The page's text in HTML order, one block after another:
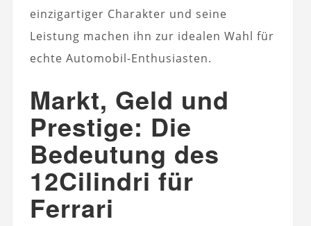
einzigartiger Charakter und seine
Leistung machen ihn zur idealen Wahl für
echte Automobil-Enthusiasten.
Markt, Geld und
Prestige: Die
Bedeutung des
12Cilindri für
Ferrari